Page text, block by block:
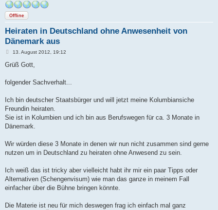
Offline
Heiraten in Deutschland ohne Anwesenheit von
Dänemark aus
B
i
a
g
13. August 2012, 19:12
Grüß Gott,
folgender Sachverhalt...
Ich bin deutscher Staatsbürger und will jetzt meine Kolumbiansiche
Freundin heiraten.
Sie ist in Kolumbien und ich bin aus Berufswegen für ca. 3 Monate in
Dänemark.
Wir würden diese 3 Monate in denen wir nun nicht zusammen sind gerne
nutzen um in Deutschland zu heiraten ohne Anwesend zu sein.
Ich weiß das ist tricky aber vielleicht habt ihr mir ein paar Tipps oder
Alternativen (Schengenvisum) wie man das ganze in meinem Fall
einfacher über die Bühne bringen könnte.
Die Materie ist neu für mich deswegen frag ich einfach mal ganz